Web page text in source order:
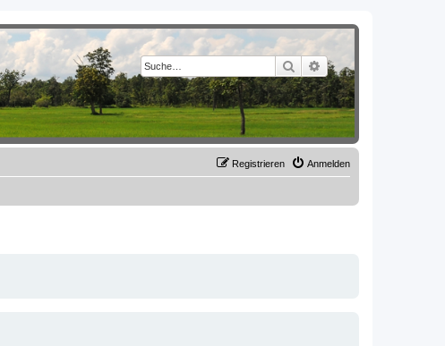
Suche Erweiterte Suche
Anmelden
Registrieren